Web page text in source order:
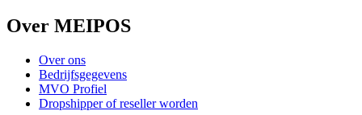
Over MEIPOS
Over ons
Bedrijfsgegevens
MVO Profiel
Dropshipper of reseller worden